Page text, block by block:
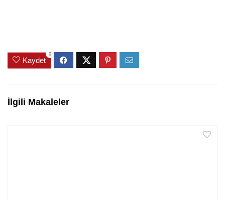
Kaydet
0
İlgili Makaleler